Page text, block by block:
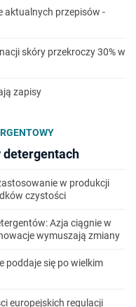
aktualnych przepisów -
skóry przekroczy 30% w
zapisy
detergentach
w produkcji
czystości
Azja ciągnie w
wymuszają zmiany
poddaje się po wielkim
europejskich regulacji